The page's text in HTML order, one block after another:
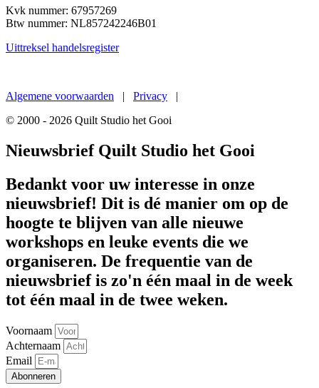
Kvk nummer: 67957269
Btw nummer: NL857242246B01
Uittreksel handelsregister
Algemene voorwaarden | Privacy |
© 2000 - 2026 Quilt Studio het Gooi
Nieuwsbrief Quilt Studio het Gooi
Bedankt voor uw interesse in onze
nieuwsbrief! Dit is dé manier om op de
hoogte te blijven van alle nieuwe
workshops en leuke events die we
organiseren. De frequentie van de
nieuwsbrief is zo'n één maal in de week
tot één maal in de twee weken.
Voornaam
Achternaam
Email
Abonneren